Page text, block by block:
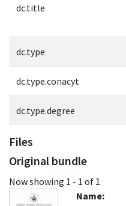
dc.title
dc.type
dc.type.conacyt
dc.type.degree
Files
Original bundle
Now showing 1 - 1 of 1
Name: